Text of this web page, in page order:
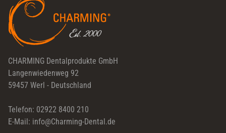
CHARMING Dentalprodukte GmbH
Langenwiedenweg 92
59457 Werl - Deutschland
Telefon: 02922 8400 210
E-Mail: info@Charming-Dental.de